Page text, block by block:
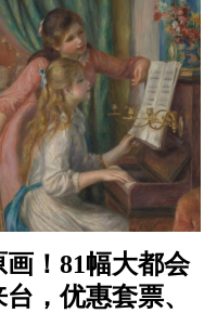
！81幅大都会
，优惠套票、